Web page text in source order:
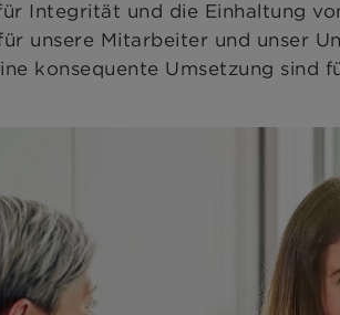
Integrität und die Einhaltung
unsere Mitarbeiter und unser
konsequente Umsetzung sind